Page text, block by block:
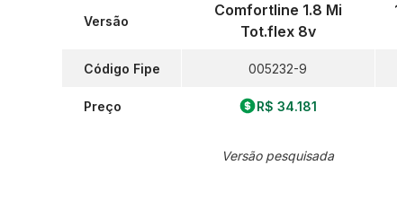
Versão
Código Fipe
Preço
Comfortline 1.8 Mi
Tot.flex 8v
005232-9
R$ 34.181
Versão pesquisada